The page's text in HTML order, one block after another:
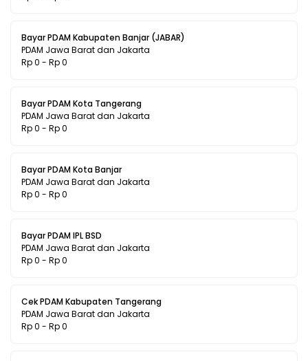
Bayar PDAM Kabupaten Banjar (JABAR)
PDAM Jawa Barat dan Jakarta
Rp 0 - Rp 0
Bayar PDAM Kota Tangerang
PDAM Jawa Barat dan Jakarta
Rp 0 - Rp 0
Bayar PDAM Kota Banjar
PDAM Jawa Barat dan Jakarta
Rp 0 - Rp 0
Bayar PDAM IPL BSD
PDAM Jawa Barat dan Jakarta
Rp 0 - Rp 0
Cek PDAM Kabupaten Tangerang
PDAM Jawa Barat dan Jakarta
Rp 0 - Rp 0